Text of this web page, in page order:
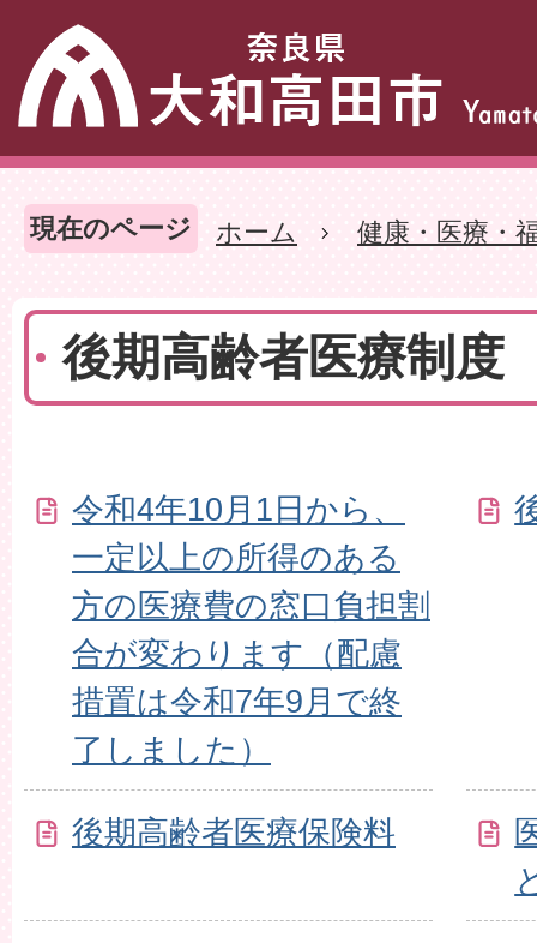
現在のページ ホーム 健康・医療・
後期高齢者医療制度
令和4年10月1日から、
一定以上の所得のある
方の医療費の窓口負担割
合が変わります（配慮
措置は令和7年9月で終
了しました）
後期高齢者医療保険料